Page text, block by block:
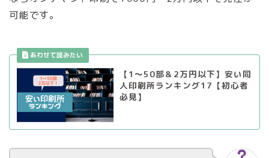
可能です。
【1〜50部＆2万円以下】安い同
人印刷所ランキング17【初心者
必見】